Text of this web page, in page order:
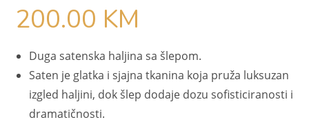
200.00 KM
Duga satenska haljina sa šlepom.
Saten je glatka i sjajna tkanina koja pruža luksuzan
izgled haljini, dok šlep dodaje dozu sofisticiranosti i
dramatičnosti.